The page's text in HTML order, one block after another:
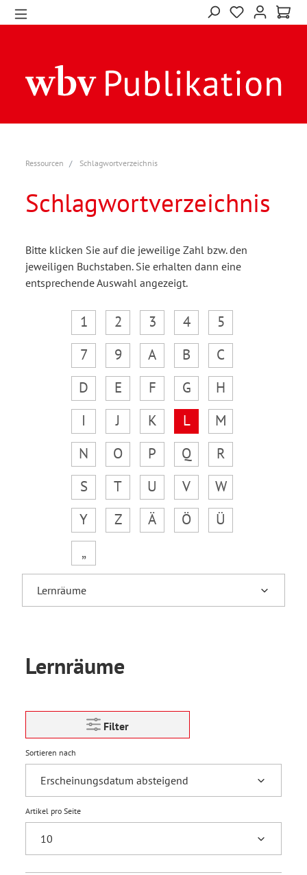
Ressourcen Schlagwortverzeichnis
Schlagwortverzeichnis
Bitte klicken Sie auf die jeweilige Zahl bzw. den
jeweiligen Buchstaben. Sie erhalten dann eine
entsprechende Auswahl angezeigt.
1 2 3 4
5
7
9 A B
C
D
E F G
H
I
J K L
M
N
O P Q
R
S
T U V
W
Y
Z Ä Ö
Ü
„
Lernräume
Filter
Sortieren nach
Artikel pro Seite